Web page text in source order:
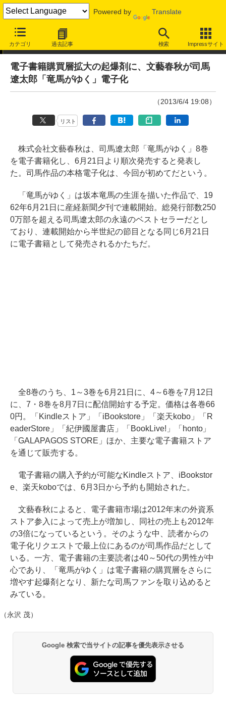
Powered by Translate
カテゴリ 過去記事 検索 Impressサイト
ニュース
電子書籍購買層拡大の起爆剤に、文藝春秋が司馬
遼太郎「竜馬がゆく」電子化
（2013/6/4 19:08）
リスト
株式会社文藝春秋は、司馬遼太郎「竜馬がゆく」8巻
を電子書籍化し、6月21日より順次発売すると発表し
た。司馬作品の本格電子化は、今回が初めてだという。
「竜馬がゆく」は坂本竜馬の生涯を描いた作品で、19
62年6月21日に産経新聞夕刊で連載開始。総発行部数250
0万部を超える司馬遼太郎の永遠のベストセラーだとし
ており、連載開始から半世紀の節目となる同じ6月21日
に電子書籍として発売されるかたちだ。
全8巻のうち、1～3巻を6月21日に、4～6巻を7月12日
に、7・8巻を8月7日に配信開始する予定。価格は各巻66
0円。「Kindleストア」「iBookstore」「楽天kobo」「R
eaderStore」「紀伊國屋書店」「BookLive!」「honto」
「GALAPAGOS STORE」ほか、主要な電子書籍ストア
を通じて販売する。
電子書籍の購入予約が可能なKindleストア、iBookstor
e、楽天koboでは、6月3日から予約も開始された。
文藝春秋によると、電子書籍市場は2012年末の外資系
ストア参入によって売上が増加し、同社の売上も2012年
の3倍になっているという。そのような中、読者からの
電子化リクエストで最上位にあるのが司馬作品だとして
いる。一方、電子書籍の主要読者は40～50代の男性が中
心であり、「竜馬がゆく」は電子書籍の購買層をさらに
増やす起爆剤となり、新たな司馬ファンを取り込めると
みている。
（永沢 茂）
Google 検索で当サイトの記事を優先表示させる